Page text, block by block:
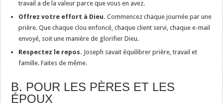
travail a de la valeur parce que vous en avez.
Offrez votre effort à Dieu. Commencez chaque journée par une
prière. Que chaque clou enfoncé, chaque client servi, chaque e-mail
envoyé, soit une manière de glorifier Dieu.
Respectez le repos. Joseph savait équilibrer prière, travail et
famille. Faites de même.
B. POUR LES PÈRES ET LES
ÉPOUX